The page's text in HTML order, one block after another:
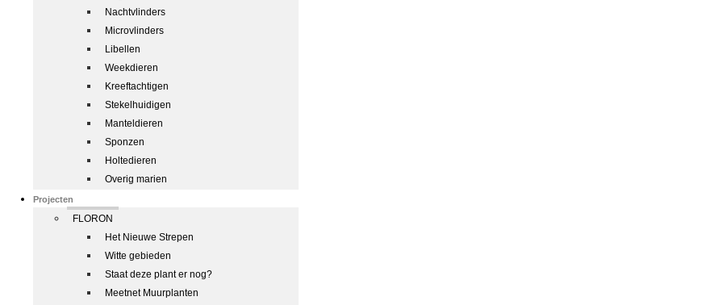
Nachtvlinders
Microvlinders
Libellen
Weekdieren
Kreeftachtigen
Stekelhuidigen
Manteldieren
Sponzen
Holtedieren
Overig marien
Projecten
FLORON
Het Nieuwe Strepen
Witte gebieden
Staat deze plant er nog?
Meetnet Muurplanten